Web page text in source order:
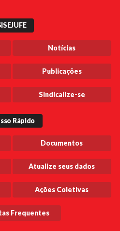
Notícias
Publicações
Sindicalize-se
Rápido
Documentos
Atualize seus dados
Ações Coletivas
Frequentes